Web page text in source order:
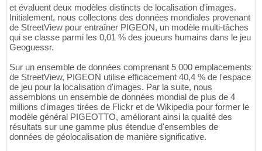
et évaluent deux modèles distincts de localisation d'images.
Initialement, nous collectons des données mondiales provenant
de StreetView pour entraîner PIGEON, un modèle multi-tâches
qui se classe parmi les 0,01 % des joueurs humains dans le jeu
Geoguessr.
Sur un ensemble de données comprenant 5 000 emplacements
de StreetView, PIGEON utilise efficacement 40,4 % de l'espace
de jeu pour la localisation d'images. Par la suite, nous
assemblons un ensemble de données mondial de plus de 4
millions d'images tirées de Flickr et de Wikipedia pour former le
modèle général PIGEOTTO, améliorant ainsi la qualité des
résultats sur une gamme plus étendue d'ensembles de
données de géolocalisation de manière significative.